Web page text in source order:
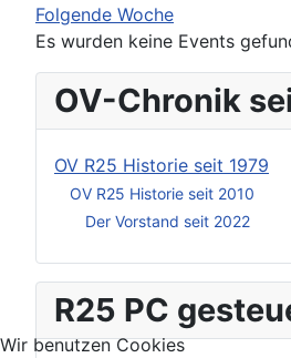
OV-Chronik
OV R25 Historie seit 1979
OV R25 Historie seit 2010
Der Vorstand seit 2022
R25 PC
Folgende Woche
Es wurden keine Events
Wir benutzen Cookies